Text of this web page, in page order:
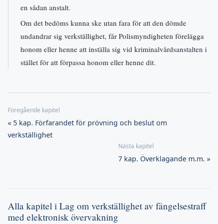
en sådan anstalt.
Om det bedöms kunna ske utan fara för att den dömde
undandrar sig verkställighet, får Polismyndigheten förelägga
honom eller henne att inställa sig vid kriminalvårdsanstalten i
stället för att förpassa honom eller henne dit.
« 5 kap. Förfarandet för prövning och beslut om
verkställighet
7 kap. Överklagande m.m. »
Alla kapitel i Lag om verkställighet av fängelsestraff
med elektronisk övervakning